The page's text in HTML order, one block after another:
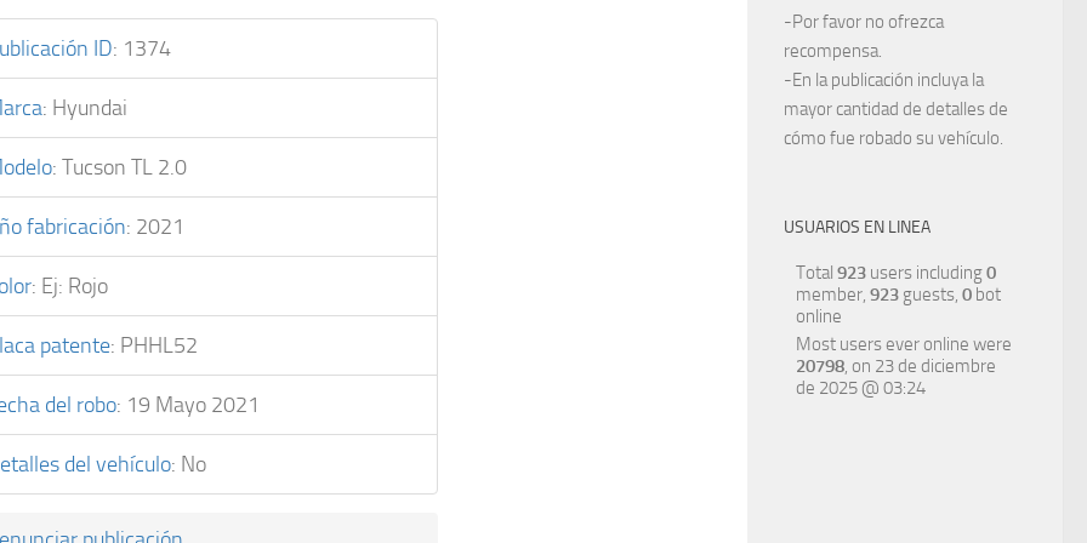
ID: 1374
: Hyundai
: Tucson TL 2.0
fabricación: 2021
: Ej: Rojo
patente: PHHL52
del robo: 19 Mayo 2021
del vehículo: No
-Por favor no ofrezca
recompensa.
-En la publicación incluya la
mayor cantidad de detalles de
cómo fue robado su vehículo.
USUARIOS EN LINEA
Total 923 users including0
member, 923 guests, 0 bot
online
Most users ever online were
20798, on 23 de diciembre
de 2025 @ 03:24